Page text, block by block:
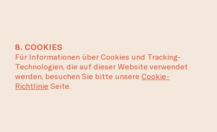
8. COOKIES
Für Informationen über Cookies und Tracking-
Technologien, die auf dieser Website verwendet
werden, besuchen Sie bitte unsereCookie-
Richtlinie Seite.